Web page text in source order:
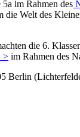
im Rahmen des
Welt des
die 6.
> im Rahmen des
Berlin